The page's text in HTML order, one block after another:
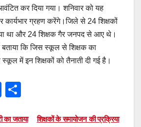
कर दिया गया। शनिवार को यह
ग्रहण करेंगे।जिले से 24 शिक्षकों
था और 24 शिक्षक गैर जनपद से आए थे।
बताया कि जिस स्कूल से शिक्षक का
में इन शिक्षकों को तैनाती दी गई है।
F
c
ar
शिक्षकों के समायोजन की प्रक्रिया
का जताया